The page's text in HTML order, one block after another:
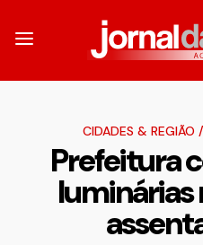
CIDADES & REGIÃO /
Prefeitura
luminárias